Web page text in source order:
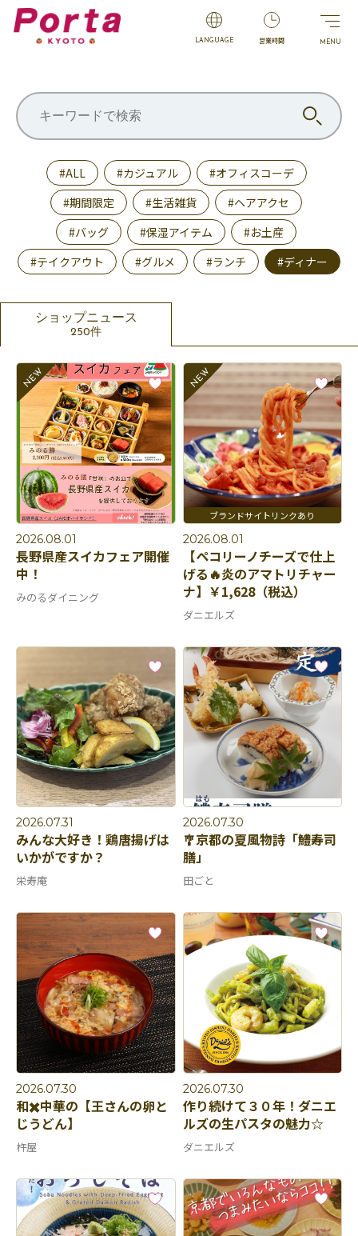
LANGUAGE 営業時間
#ALL #カジュアル
#オフィスコーデ
#期間限定
#生活雑貨
#ヘアアクセ
#バッグ
#保湿アイテム
#お土産
#テイクアウト
#グルメ #ランチ #ディナー
ショップニュース
250件
2026.08.01
長野県産スイカフェア開催
中！
みのるダイニング
2026.08.01
【ペコリーノチーズで仕上
げる🔥炎のアマトリチャー
ナ】￥1,628（税込）
ダニエルズ
2026.07.31
みんな大好き！鶏唐揚げは
いかがですか？
栄寿庵
2026.07.30
🎐京都の夏風物詩「鱧寿司
膳」
田ごと
2026.07.30
和✖️中華の【王さんの卵と
じうどん】
杵屋
2026.07.30
作り続けて３０年！ダニエ
ルズの生パスタの魅力☆
ダニエルズ